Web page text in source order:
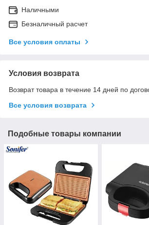
Наличными
Безналичный расчет
Все условия оплаты
Условия возврата
Возврат товара в течение 14 дней по
Все условия возврата
Подобные товары компании